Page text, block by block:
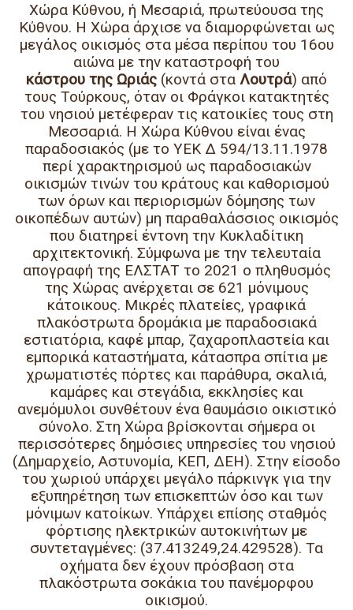
Χώρα Κύθνου, ή Μεσαριά, πρωτεύουσα της
Κύθνου. Η Χώρα άρχισε να διαμορφώνεται ως
μεγάλος οικισμός στα μέσα περίπου του 16ου
αιώνα με την καταστροφή του
κάστρου της Ωριάς (κοντά στα Λουτρά) από
τους Τούρκους, όταν οι Φράγκοι κατακτητές
του νησιού μετέφεραν τις κατοικίες τους στη
Μεσσαριά. Η Χώρα Κύθνου είναι ένας
παραδοσιακός (με το ΥΕΚ Δ 594/13.11.1978
περί χαρακτηρισμού ως παραδοσιακών
οικισμών τινών του κράτους και καθορισμού
των όρων και περιορισμών δόμησης των
οικοπέδων αυτών) μη παραθαλάσσιος οικισμός
που διατηρεί έντονη την Κυκλαδίτικη
αρχιτεκτονική. Σύμφωνα με την τελευταία
απογραφή της ΕΛΣΤΑΤ το 2021 ο πληθυσμός
της Χώρας ανέρχεται σε 621 μόνιμους
κάτοικους. Μικρές πλατείες, γραφικά
πλακόστρωτα δρομάκια με παραδοσιακά
εστιατόρια, καφέ μπαρ, ζαχαροπλαστεία και
εμπορικά καταστήματα, κάτασπρα σπίτια με
χρωματιστές πόρτες και παράθυρα, σκαλιά,
καμάρες και στεγάδια, εκκλησίες και
ανεμόμυλοι συνθέτουν ένα θαυμάσιο οικιστικό
σύνολο. Στη Χώρα βρίσκονται σήμερα οι
περισσότερες δημόσιες υπηρεσίες του νησιού
(Δημαρχείο, Αστυνομία, ΚΕΠ, ΔΕΗ). Στην είσοδο
του χωριού υπάρχει μεγάλο πάρκινγκ για την
εξυπηρέτηση των επισκεπτών όσο και των
μόνιμων κατοίκων. Υπάρχει επίσης σταθμός
φόρτισης ηλεκτρικών αυτοκινήτων με
συντεταγμένες: (37.413249,24.429528). Τα
οχήματα δεν έχουν πρόσβαση στα
πλακόστρωτα σοκάκια του πανέμορφου
οικισμού.